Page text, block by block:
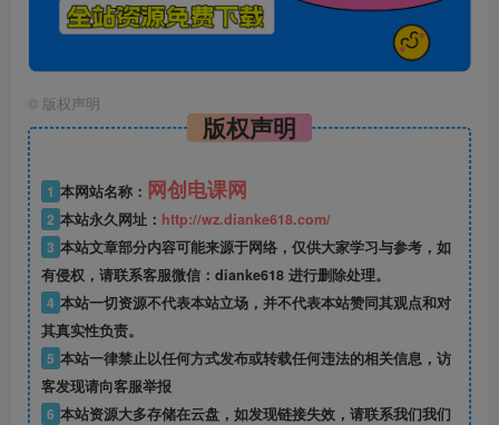
© 版权声明
版权声明
1 本网站名称： 网创电课网
2 本站永久网址： http://wz.dianke618.com/
3 本站文章部分内容可能来源于网络，仅供大家学习与参考，如
有侵权，请联系客服微信：dianke618 进行删除处理。
4 本站一切资源不代表本站立场，并不代表本站赞同其观点和对
其真实性负责。
5 本站一律禁止以任何方式发布或转载任何违法的相关信息，访
客发现请向客服举报
6 本站资源大多存储在云盘，如发现链接失效，请联系我们我们